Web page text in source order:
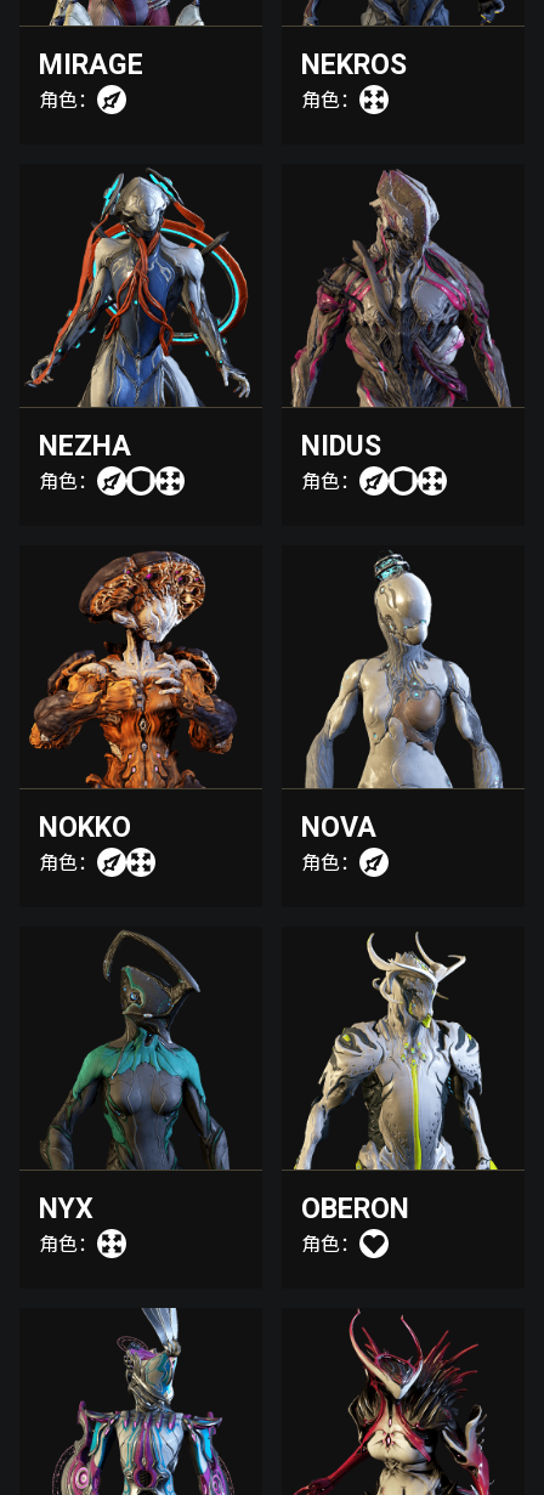
MIRAGE
角色：
NEKROS
角色：
NEZHA
角色：
NIDUS
角色：
NOKKO
角色：
NOVA
角色：
NYX
角色：
OBERON
角色：